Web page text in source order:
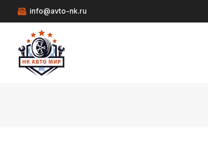
info@avto-nk.ru